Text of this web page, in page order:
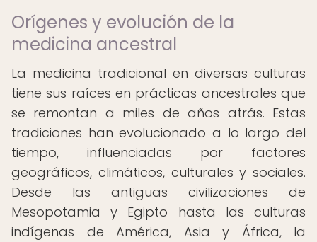
Orígenes y evolución de la
medicina ancestral
La medicina tradicional en diversas culturas
tiene sus raíces en prácticas ancestrales que
se remontan a miles de años atrás. Estas
tradiciones han evolucionado a lo largo del
tiempo, influenciadas por factores
geográficos, climáticos, culturales y sociales.
Desde las antiguas civilizaciones de
Mesopotamia y Egipto hasta las culturas
indígenas de América, Asia y África, la